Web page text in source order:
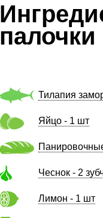
палочки
Тилапия
Яйцо - 1 шт
Чеснок - 2
Лимон - 1 шт